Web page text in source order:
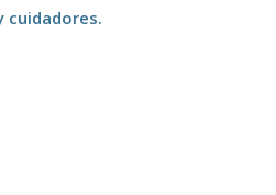
cuidadores.